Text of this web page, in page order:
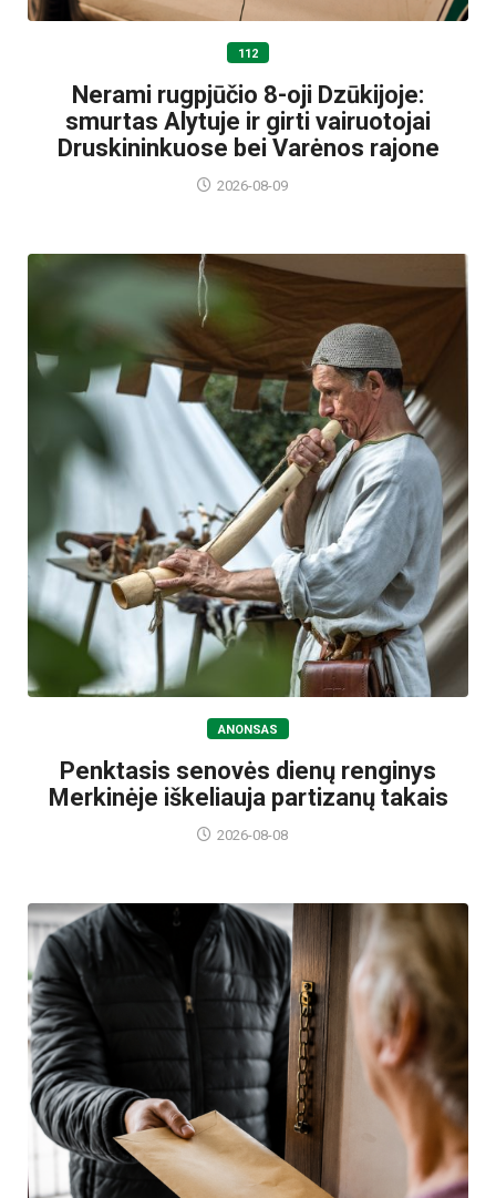
112
Nerami rugpjūčio 8-oji Dzūkijoje:
smurtas Alytuje ir girti vairuotojai
Druskininkuose bei Varėnos rajone
2026-08-09
ANONSAS
Penktasis senovės dienų renginys
Merkinėje iškeliauja partizanų takais
2026-08-08